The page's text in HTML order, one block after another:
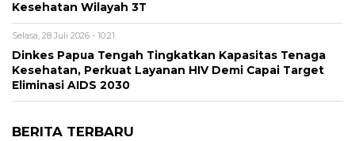
Kesehatan Wilayah 3T
Selasa, 28 Juli 2026 - 10:21
Dinkes Papua Tengah Tingkatkan Kapasitas Tenaga
Kesehatan, Perkuat Layanan HIV Demi Capai Target
Eliminasi AIDS 2030
BERITA TERBARU